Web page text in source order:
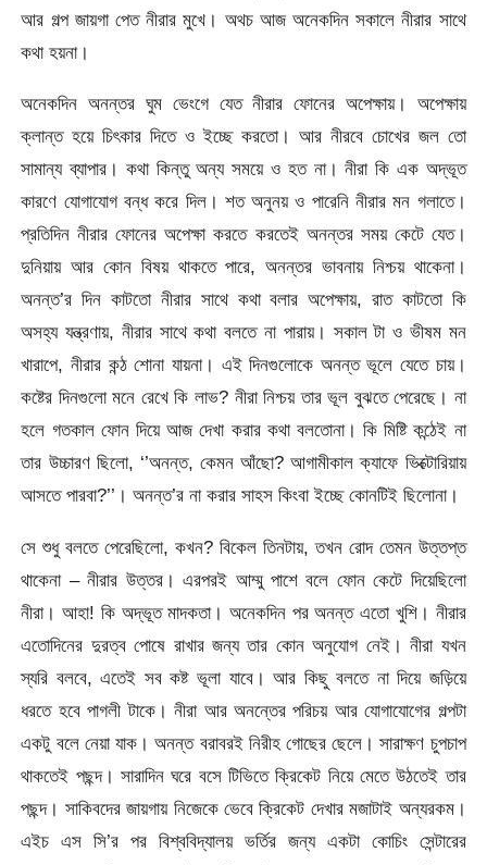
আর গল্প জায়গা পেত নীরার মুখে। অথচ আজ অনেকদিন সকালে নীরার সাথে
কথা হয়না।
অনেকদিন অনন্তর ঘুম ভেংগে যেত নীরার ফোনের অপেক্ষায়। অপেক্ষায়
ক্লান্ত হয়ে চিৎকার দিতে ও ইচ্ছে করতো। আর নীরবে চোখের জল তো
সামান্য ব্যাপার। কথা কিন্তু অন্য সময়ে ও হত না। নীরা কি এক অদ্ভূত
কারণে যোগাযোগ বন্ধ করে দিল। শত অনুনয় ও পারেনি নীরার মন গলাতে।
প্রতিদিন নীরার ফোনের অপেক্ষা করতে করতেই অনন্তর সময় কেটে যেত।
দুনিয়ায় আর কোন বিষয় থাকতে পারে, অনন্তর ভাবনায় নিশ্চয় থাকেনা।
অনন্ত’র দিন কাটতো নীরার সাথে কথা বলার অপেক্ষায়, রাত কাটতো কি
অসহ্য যন্ত্রণায়, নীরার সাথে কথা বলতে না পারায়। সকাল টা ও ভীষম মন
খারাপে, নীরার কন্ঠ শোনা যায়না। এই দিনগুলোকে অনন্ত ভূলে যেতে চায়।
কষ্টের দিনগুলো মনে রেখে কি লাভ? নীরা নিশ্চয় তার ভূল বুঝতে পেরেছে। না
হলে গতকাল ফোন দিয়ে আজ দেখা করার কথা বলতোনা। কি মিষ্টি কন্ঠেই না
তার উচ্চারণ ছিলো, ‘’অনন্ত, কেমন আঁছো? আগামীকাল ক্যাফে ভিক্টোরিয়ায়
আসতে পারবা?’’। অনন্ত’র না করার সাহস কিংবা ইচ্ছে কোনটিই ছিলোনা।
সে শুধু বলতে পেরেছিলো, কখন? বিকেল তিনটায়, তখন রোদ তেমন উত্তপ্ত
থাকেনা – নীরার উত্তর। এরপরই আম্মু পাশে বলে ফোন কেটে দিয়েছিলো
নীরা। আহা! কি অদ্ভূত মাদকতা। অনেকদিন পর অনন্ত এতো খুশি। নীরার
এতোদিনের দুরত্ব পোষে রাখার জন্য তার কোন অনুযোগ নেই। নীরা যখন
স্যরি বলবে, এতেই সব কষ্ট ভূলা যাবে। আর কিছু বলতে না দিয়ে জড়িয়ে
ধরতে হবে পাগলী টাকে। নীরা আর অনন্তের পরিচয় আর যোগাযোগের গল্পটা
একটু বলে নেয়া যাক। অনন্ত বরাবরই নিরীহ গোছের ছেলে। সারাক্ষণ চুপচাপ
থাকতেই পছন্দ। সারাদিন ঘরে বসে টিভিতে ক্রিকেট নিয়ে মেতে উঠতেই তার
পছন্দ। সাকিবদের জায়গায় নিজেকে ভেবে ক্রিকেট দেখার মজাটাই অন্যরকম।
এইচ এস সি’র পর বিশ্ববিদ্যালয় ভর্তির জন্য একটা কোচিং সেন্টারের